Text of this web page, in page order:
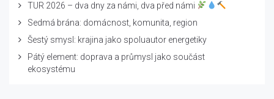
TUR 2026 – dva dny za námi, dva před námi
Sedmá brána: domácnost, komunita, region
Šestý smysl: krajina jako spoluautor energetiky
Pátý element: doprava a průmysl jako součást
ekosystému